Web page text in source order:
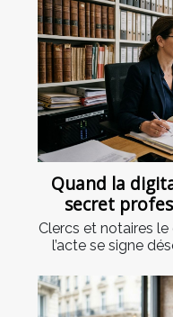
Quand la
secret
Clercs et notaires
l’acte se signe